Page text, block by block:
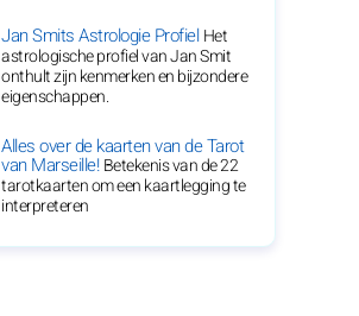
Jan Smits Astrologie ProfielHet
astrologische profiel van Jan Smit
onthult zijn kenmerken en bijzondere
eigenschappen.
Alles over de kaarten van de Tarot
van Marseille!Betekenis van de 22
tarotkaarten om een kaartlegging te
interpreteren